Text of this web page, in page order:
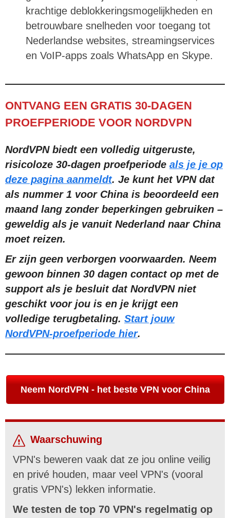
krachtige deblokkeringsmogelijkheden en
betrouwbare snelheden voor toegang tot
Nederlandse websites, streamingservices
en VoIP-apps zoals WhatsApp en Skype.
ONTVANG EEN GRATIS 30-DAGEN
PROEFPERIODE VOOR NORDVPN
NordVPN biedt een volledig uitgeruste,
risicoloze 30-dagen proefperiode als je je op
deze pagina aanmeldt. Je kunt het VPN dat
als nummer 1 voor China is beoordeeld een
maand lang zonder beperkingen gebruiken –
geweldig als je vanuit Nederland naar China
moet reizen.
Er zijn geen verborgen voorwaarden. Neem
gewoon binnen 30 dagen contact op met de
support als je besluit dat NordVPN niet
geschikt voor jou is en je krijgt een
volledige terugbetaling. Start jouw
NordVPN-proefperiode hier.
Neem NordVPN - het beste VPN voor China
Waarschuwing
VPN's beweren vaak dat ze jou online veilig
en privé houden, maar veel VPN's (vooral
gratis VPN's) lekken informatie.
We testen de top 70 VPN's regelmatig op